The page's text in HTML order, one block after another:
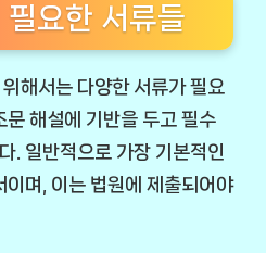
필요한 서류들
해서는 다양한 서류가 필요
문 해설에 기반을 두고 필수
. 일반적으로 가장 기본적인
이며, 이는 법원에 제출되어야